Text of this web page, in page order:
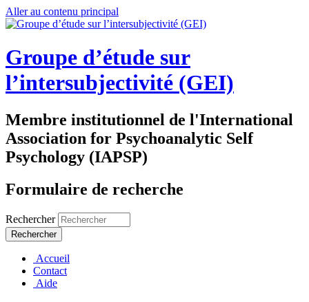
Aller au contenu principal
Groupe d’étude sur
l’intersubjectivité (GEI)
Membre institutionnel de l'International
Association for Psychoanalytic Self
Psychology (IAPSP)
Formulaire de recherche
Rechercher
Accueil
Contact
Aide